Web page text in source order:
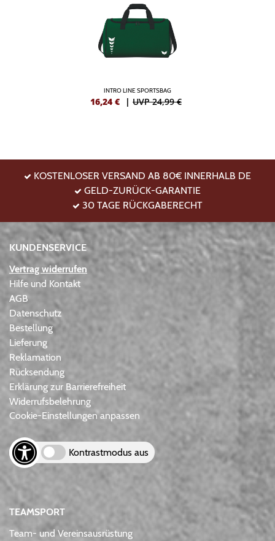
INTRO LINE SPORTSBAG
16,24 € | UVP 24,99 €
KOSTENLOSER VERSAND AB 80€ INNERHALB DE
GELD-ZURÜCK-GARANTIE
30 TAGE RÜCKGABERECHT
KUNDENSERVICE
Vertrag widerrufen
Hilfe und Kontakt
AGB
Datenschutz
Bestellung
Lieferung
Reklamation
Rücksendung
Erklärung zur Barrierefreiheit
Widerrufsbelehrung
Cookie-Einstellungen anpassen
Kontrastmodus aus
TEAMSPORT
Team- und Vereinsausrüstung